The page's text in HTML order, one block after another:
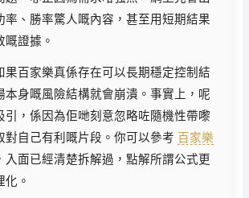
率、勝率驚人嘅內容，甚至用短期結果
嘅證據。
果百家樂真係存在可以長期穩定控制結
本身嘅風險結構就會崩潰。事實上，呢
引，係因為佢哋刻意忽略咗隨機性帶嚟
對自己有利嘅片段。你可以參考 百家樂
入面已經清楚拆解過，點解所謂公式更
化。